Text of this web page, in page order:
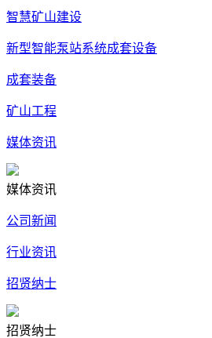
智慧矿山建设
新型智能泵站系统成套设备
成套装备
矿山工程
媒体资讯
媒体资讯
公司新闻
行业资讯
招贤纳士
招贤纳士